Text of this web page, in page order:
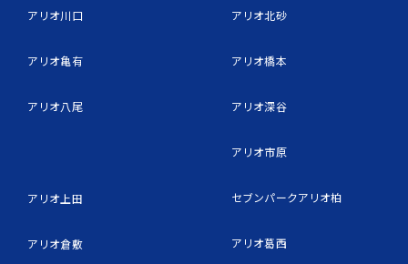
アリオ川口
アリオ亀有
アリオ八尾
アリオ上田
アリオ倉敷
アリオ北砂
アリオ橋本
アリオ深谷
アリオ市原
セブンパークアリオ柏
アリオ葛西